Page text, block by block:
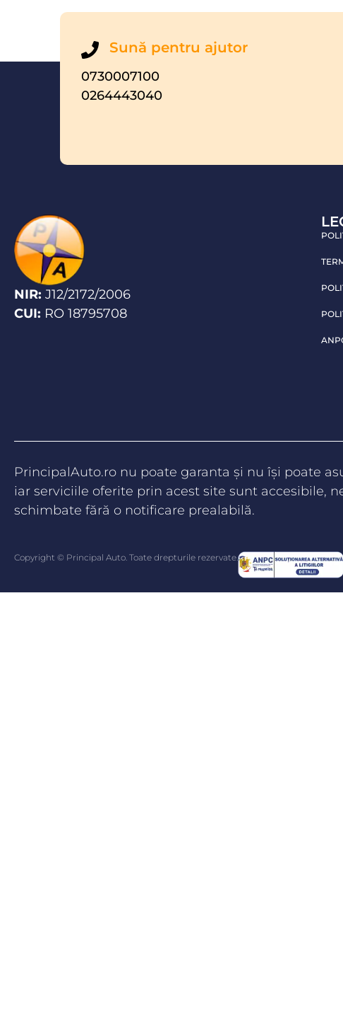
Sună pentru ajutor
0730007100
0264443040
NIR: J12/2172/2006
CUI: RO 18795708
PrincipalAuto.ro nu poate garanta şi nu îşi poate
iar serviciile oferite prin acest site sunt accesibile,
schimbate fără o notificare prealabilă.
Copyright © Principal Auto. Toate drepturile rezervate.